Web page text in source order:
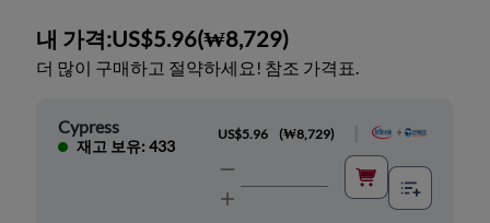
내 가격:US$5.96(₩8,729)
더 많이 구매하고 절약하세요! 참조 가격표.
Cypress
재고 보유: 433
US$5.96 (₩8,729)